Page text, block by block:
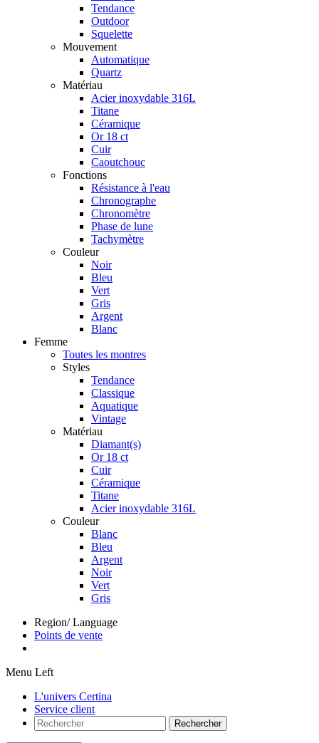
Tendance
Outdoor
Squelette
Mouvement
Automatique
Quartz
Matériau
Acier inoxydable 316L
Titane
Céramique
Or 18 ct
Cuir
Caoutchouc
Fonctions
Résistance à l'eau
Chronographe
Chronomètre
Phase de lune
Tachymètre
Couleur
Noir
Bleu
Vert
Gris
Argent
Blanc
Femme
Toutes les montres
Styles
Tendance
Classique
Aquatique
Vintage
Matériau
Diamant(s)
Or 18 ct
Cuir
Céramique
Titane
Acier inoxydable 316L
Couleur
Blanc
Bleu
Argent
Noir
Vert
Gris
Region/ Language
Points de vente
Menu Left
L'univers Certina
Service client
Rechercher